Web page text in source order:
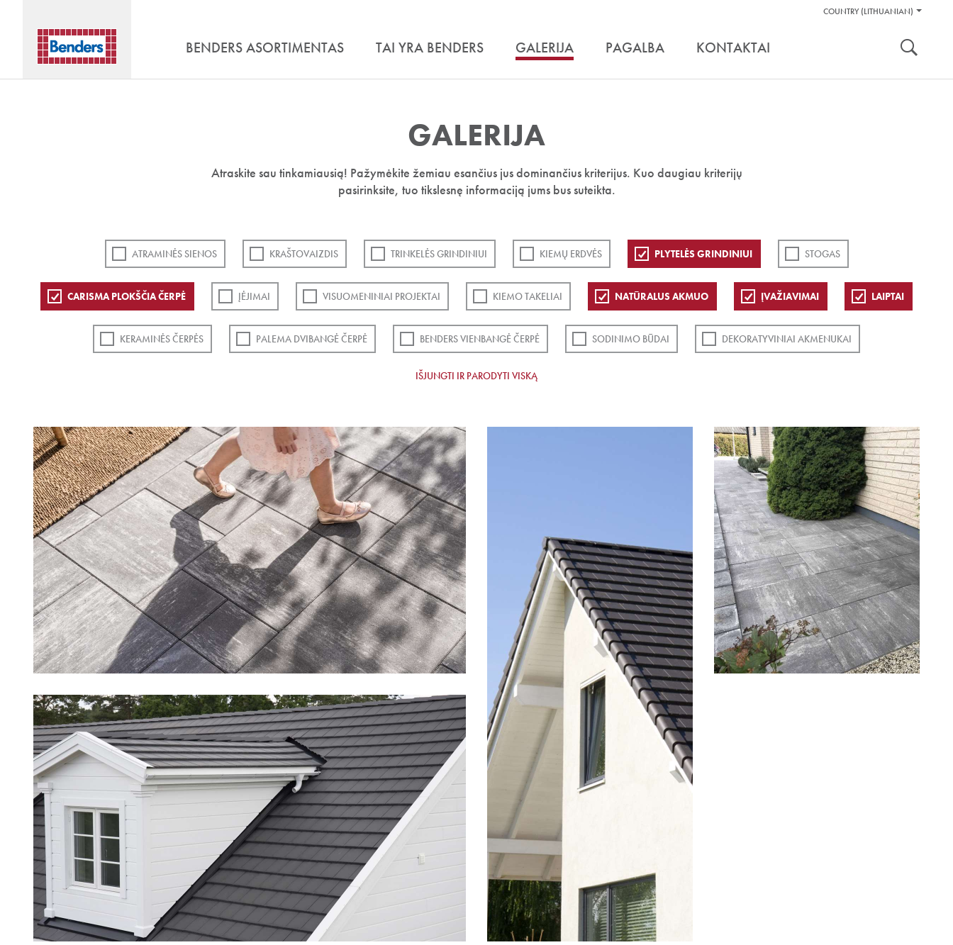
Pagalbos
COUNTRY (LITHUANIAN)
BENDERS ASORTIMENTAS TAI YRA BENDERS GALERIJA PAGALBA KONTAKTAI
GALERIJA
Atraskite sau tinkamiausią! Pažymėkite žemiau esančius jus dominančius kriterijus. Kuo daugiau kriterijų
pasirinksite, tuo tikslesnę informaciją jums bus suteikta.
ATRAMINĖS SIENOS KRAŠTOVAIZDIS TRINKELĖS GRINDINIUI KIEMŲ ERDVĖS PLYTELĖS GRINDINIUI STOGAS
CARISMA PLOKŠČIA ČERPĖ ĮĖJIMAI VISUOMENINIAI PROJEKTAI KIEMO TAKELIAI NATŪRALUS AKMUO ĮVAŽIAVIMAI LAIPTAI
KERAMINĖS ČERPĖS PALEMA DVIBANGĖ ČERPĖ BENDERS VIENBANGĖ ČERPĖ SODINIMO BŪDAI DEKORATYVINIAI AKMENUKAI
IŠJUNGTI IR PARODYTI VISKĄ